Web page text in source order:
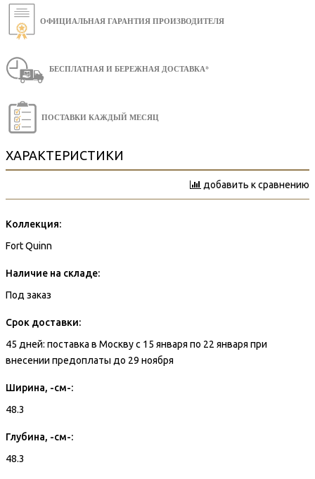
ОФИЦИАЛЬНАЯ ГАРАНТИЯ ПРОИЗВОДИТЕЛЯ
БЕСПЛАТНАЯ И БЕРЕЖНАЯ ДОСТАВКА*
ПОСТАВКИ КАЖДЫЙ МЕСЯЦ
ХАРАКТЕРИСТИКИ
добавить к сравнению
Коллекция:
Fort Quinn
Наличие на складе:
Под заказ
Срок доставки:
45 дней: поставка в Москву с 15 января по 22 января при
внесении предоплаты до 29 ноября
Ширина, -см-:
48.3
Глубина, -см-:
48.3